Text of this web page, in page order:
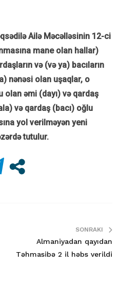
Ailə Məcəlləsinin 12-ci
mane olan hallar)
və (və ya) bacıların
nənəsi olan uşaqlar, o
əmi (dayı) və qardaş
və qardaş (bacı) oğlu
yol verilməyən yeni
tutulur.
SONRAKI
Almaniyadan qayıdan
Təhmasibə 2 il həbs verildi